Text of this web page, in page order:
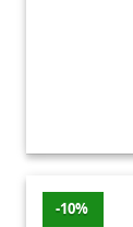
-10%